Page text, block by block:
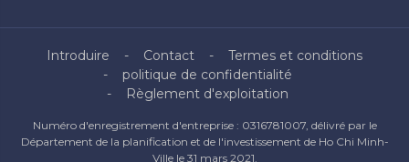
Introduire Contact
Termes et conditions
politique de confidentialité
Règlement d'exploitation
Numéro d'enregistrement d'entreprise : 0316781007, délivré par le
Département de la planification et de l'investissement de Ho Chi Minh-
Ville le 31 mars 2021.